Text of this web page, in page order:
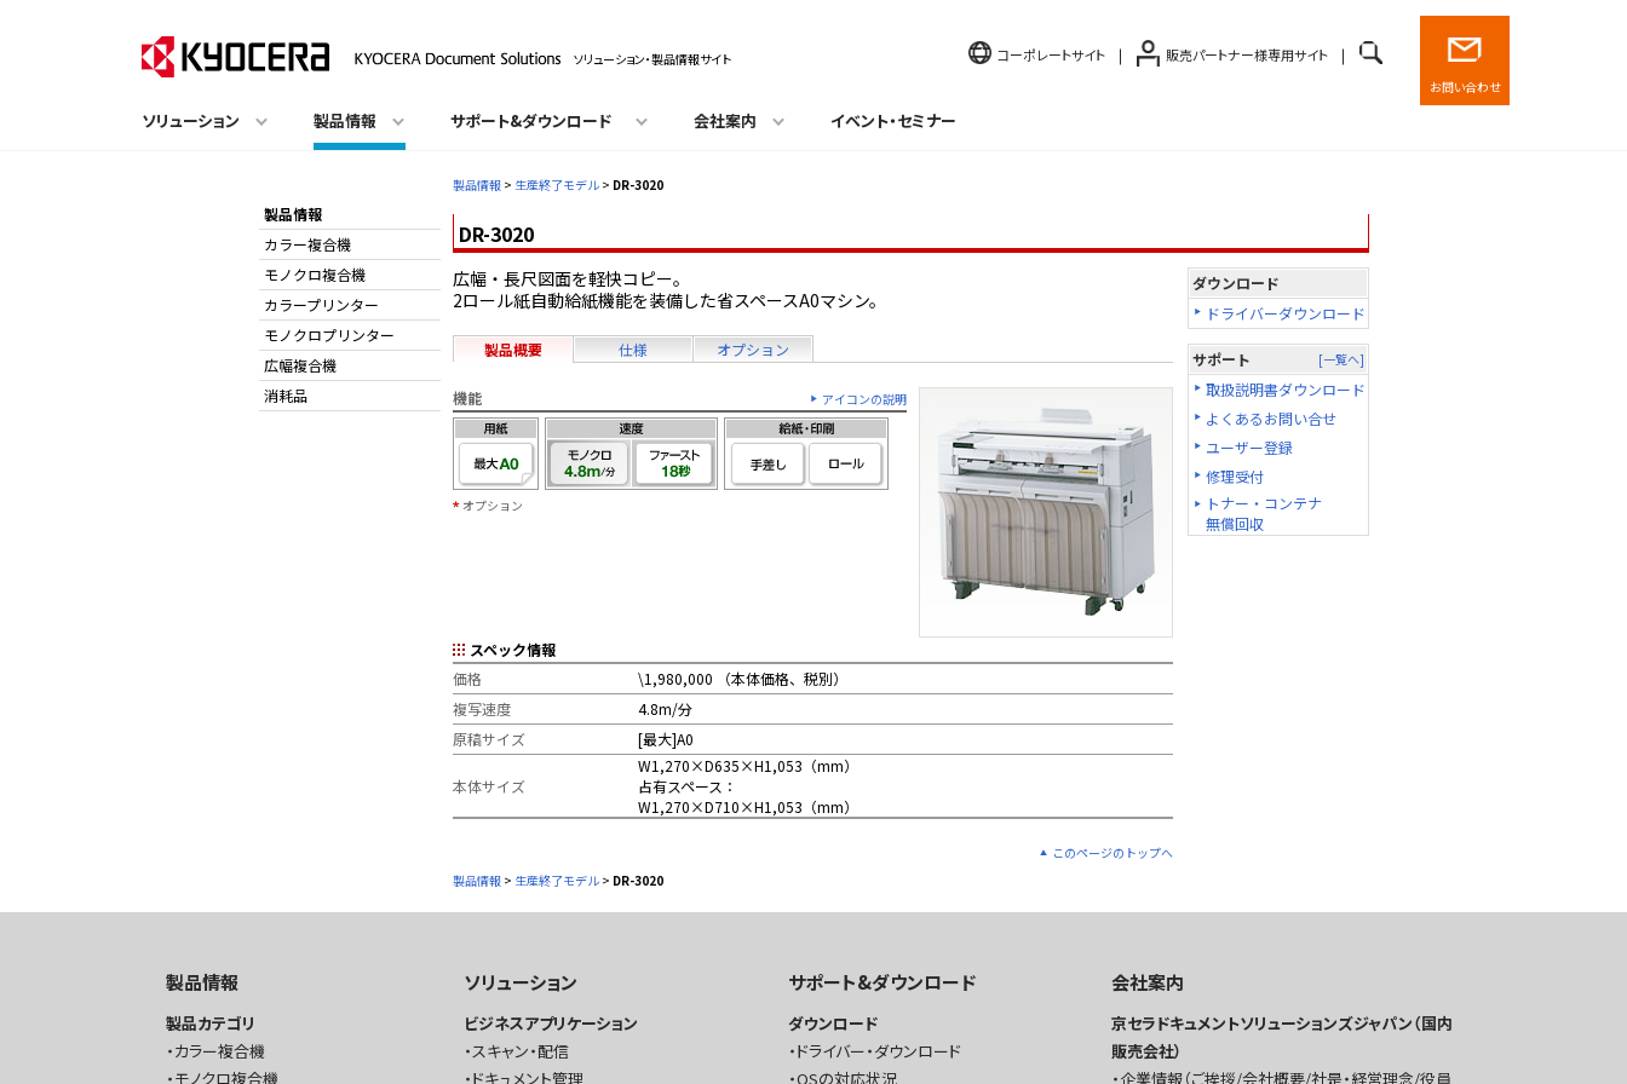
ソリューション・製品情報サイト コーポレートサイト 販売パートナー様専用サイト
お問い合わせ
ソリューション 製品情報 サポート&ダウンロード 会社案内 イベント・セミナー
製品情報
カラー複合機
モノクロ複合機
カラープリンター
モノクロプリンター
広幅複合機
消耗品
製品情報> 生産終了モデル> DR-3020
DR-3020
広幅・長尺図面を軽快コピー。
2ロール紙自動給紙機能を装備した省スペースA0マシン。
製品概要 仕様 オプション
機能 アイコンの説明
オプション
スペック情報
価格
\1,980,000 （本体価格、税別）
複写速度
4.8m/分
原稿サイズ
[最大]A0
本体サイズ
W1,270×D635×H1,053（mm）
占有スペース：
W1,270×D710×H1,053（mm）
このページのトップへ
ダウンロード
ドライバーダウンロード
サポート [一覧へ]
取扱説明書ダウンロード
よくあるお問い合せ
ユーザー登録
修理受付
トナー・コンテナ
無償回収
製品情報> 生産終了モデル> DR-3020
製品情報
製品カテゴリ
カラー複合機
モノクロ複合機
ソリューション
ビジネスアプリケーション
スキャン・配信
ドキュメント管理
サポート&ダウンロード
ダウンロード
ドライバー・ダウンロード
OSの対応状況
会社案内
京セラドキュメントソリューションズジャパン（国内
販売会社）
企業情報（ご挨拶/会社概要/社是・経営理念/役員